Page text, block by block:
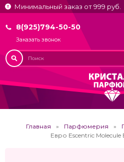
Минимальный заказ от 999 руб.
8(925)794-50-50
Заказать звонок
Главная Парфюмерия
Евро Escentric Molecule